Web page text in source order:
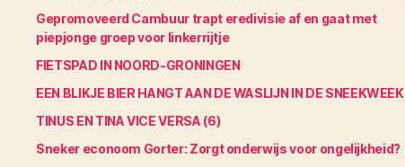
Gepromoveerd Cambuur trapt eredivisie af en gaat met
piepjonge groep voor linkerrijtje
FIETSPAD IN NOORD-GRONINGEN
EEN BLIKJE BIER HANGT AAN DE WASLIJN IN DE SNEEKWEEK
TINUS EN TINA VICE VERSA (6)
Sneker econoom Gorter: Zorgt onderwijs voor ongelijkheid?